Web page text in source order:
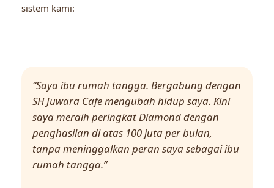
sistem kami:
“Saya ibu rumah tangga. Bergabung dengan
SH Juwara Cafe mengubah hidup saya. Kini
saya meraih peringkat Diamond dengan
penghasilan di atas 100 juta per bulan,
tanpa meninggalkan peran saya sebagai ibu
rumah tangga.”